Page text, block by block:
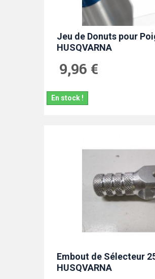
Jeu de Donuts pour
HUSQVARNA
9,96 €
En stock !
Embout de Sélecteur
HUSQVARNA